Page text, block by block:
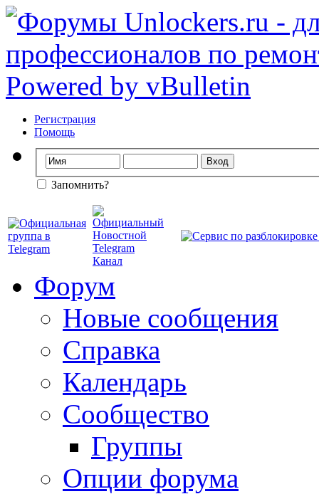
Регистрация
Помощь
Запомнить?
Форум
Новые сообщения
Справка
Календарь
Сообщество
Группы
Опции форума